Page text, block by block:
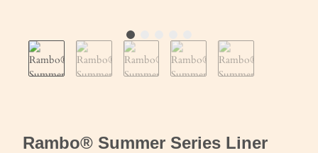
Rambo® Summer Series Liner